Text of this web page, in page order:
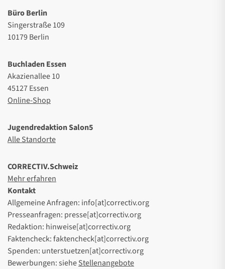
Büro Berlin
Singerstraße 109
10179 Berlin
Buchladen Essen
Akazienallee 10
45127 Essen
Online-Shop
Jugendredaktion Salon5
Alle Standorte
CORRECTIV.Schweiz
Mehr erfahren
Kontakt
Allgemeine Anfragen: info[at]correctiv.org
Presseanfragen: presse[at]correctiv.org
Redaktion: hinweise[at]correctiv.org
Faktencheck: faktencheck[at]correctiv.org
Spenden: unterstuetzen[at]correctiv.org
Bewerbungen: sieheStellenangebote